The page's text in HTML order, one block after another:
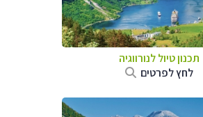
תכנון טיול לנורווגיה
לחץ לפרטים